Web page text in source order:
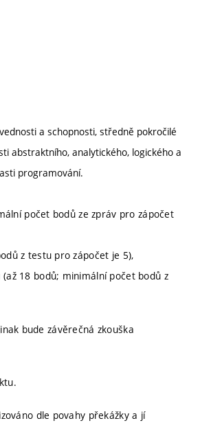
a schopnosti, středně pokročilé
abstraktního, analytického, logického a
programování.
počet bodů ze zpráv pro zápočet
z testu pro zápočet je 5),
18 bodů; minimální počet bodů z
bude závěrečná zkouška
dle povahy překážky a jí